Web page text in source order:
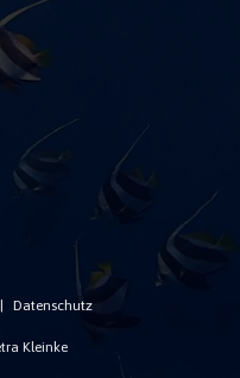
Datenschutz
Kleinke